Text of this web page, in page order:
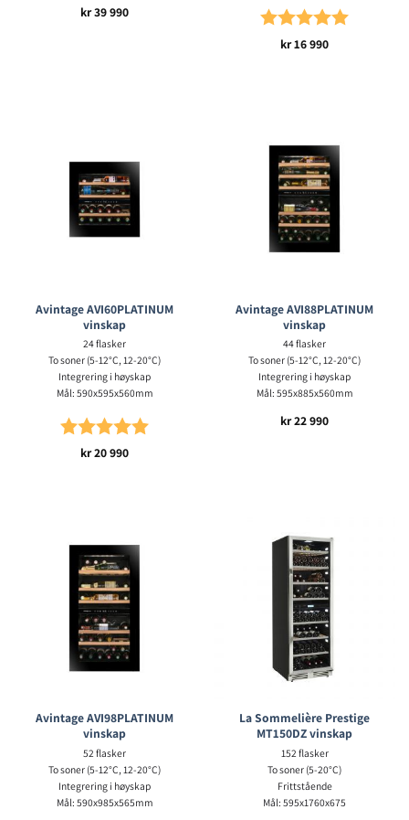
kr39 990 Karakter:
kr16 990
Avintage AVI60PLATINUM
vinskap
24 flasker
To soner (5-12°C, 12-20°C)
Integrering i høyskap
Mål: 590x595x560mm
Karakter:
kr20 990
Avintage AVI88PLATINUM
vinskap
44 flasker
To soner (5-12°C, 12-20°C)
Integrering i høyskap
Mål: 595x885x560mm
kr22 990
Avintage AVI98PLATINUM
vinskap
52 flasker
To soner (5-12°C, 12-20°C)
Integrering i høyskap
Mål: 590x985x565mm
La Sommelière Prestige
MT150DZ vinskap
152 flasker
To soner (5-20°C)
Frittstående
Mål: 595x1760x675